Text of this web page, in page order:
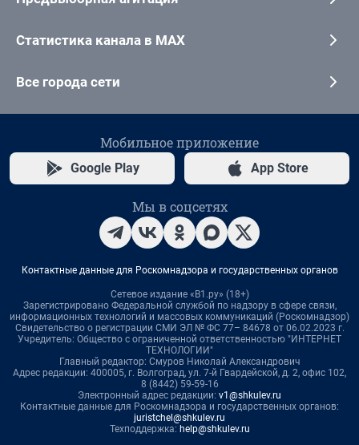
Статистика канала в MAX
Все города сети
Мобильное приложение
Google Play App Store
Мы в соцсетях
Контактные данные для Роскомнадзора и государственных органов
Сетевое издание «В1.ру» (18+)
Зарегистрировано Федеральной службой по надзору в сфере связи,
информационных технологий и массовых коммуникаций (Роскомнадзор)
Свидетельство о регистрации СМИ ЭЛ № ФС 77– 84678 от 06.02.2023 г.
Учредитель: Общество с ограниченной ответственностью "ИНТЕРНЕТ
ТЕХНОЛОГИИ"
Главный редактор: Смуров Николай Александрович
Адрес редакции: 400005, г. Волгоград, ул. 7-й Гвардейской, д. 2, офис 102,
8 (8442) 59-59-16
Электронный адрес редакции: v1@shkulev.ru
Контактные данные для Роскомнадзора и государственных органов:
juristchel@shkulev.ru
Техподдержка: help@shkulev.ru